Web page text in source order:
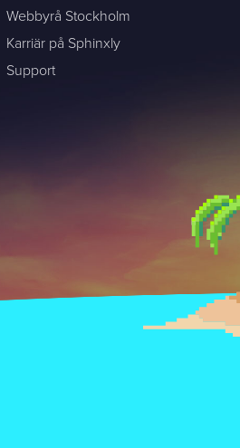
Webbyrå Stockholm
Karriär på Sphinxly
Support